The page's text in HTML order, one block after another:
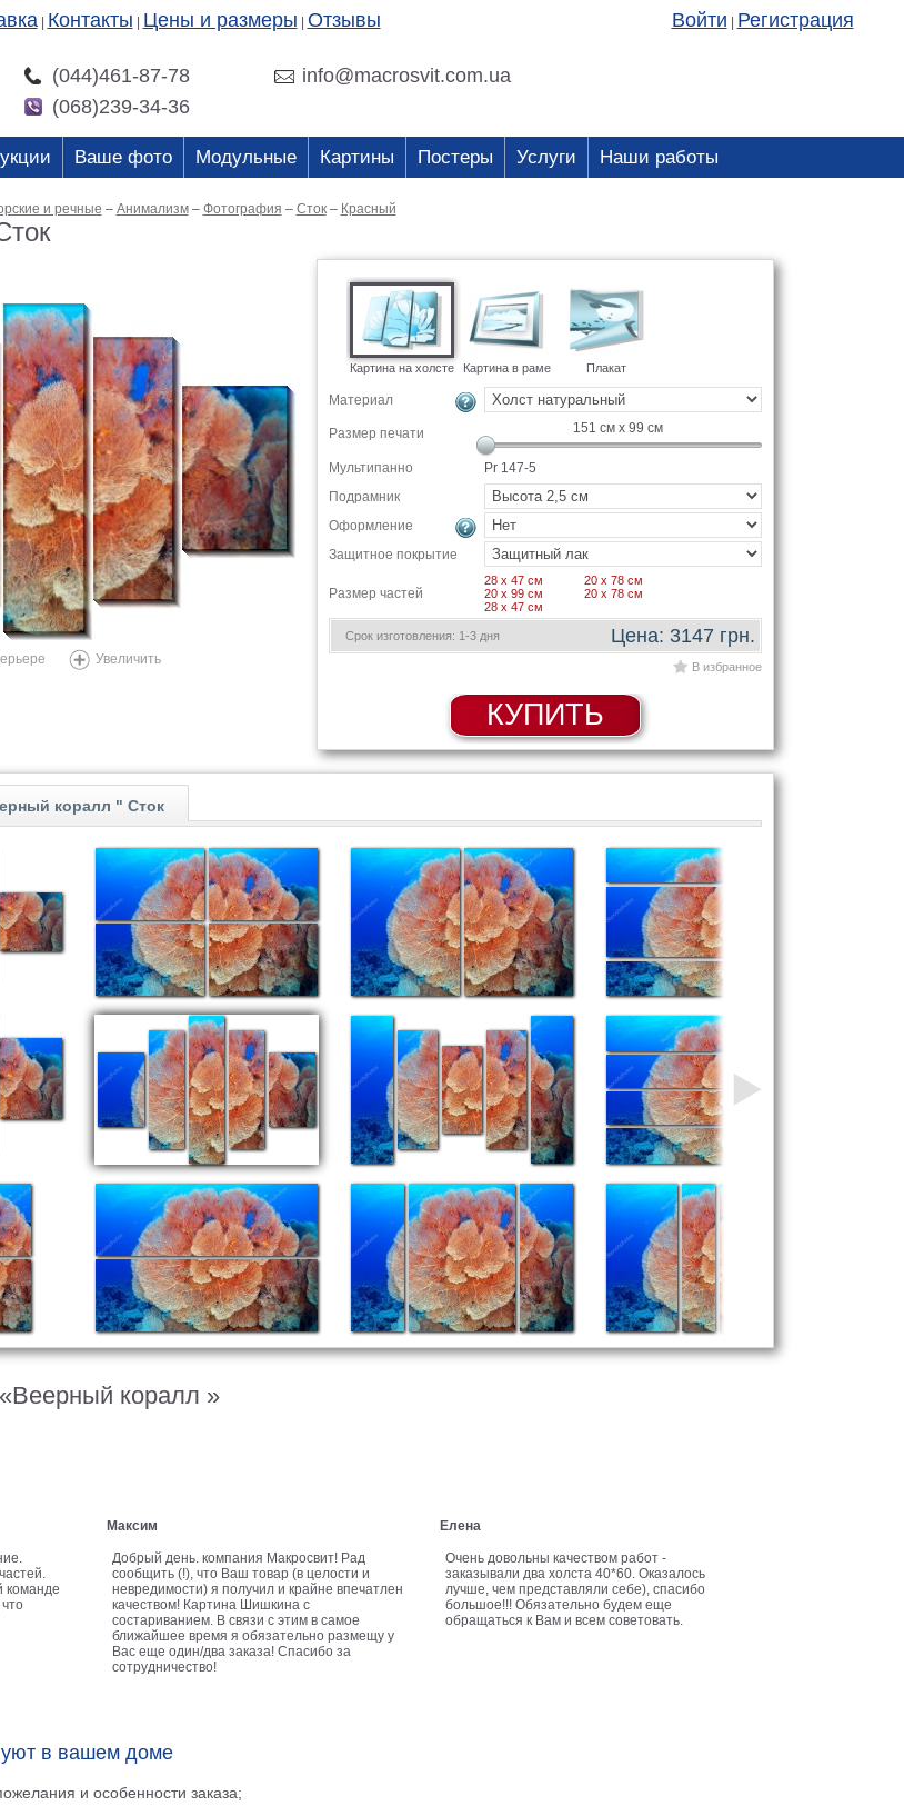
Контакты Цены и размеры Отзывы Войти Регистрация
(044)461-87-78
info@macrosvit.com.ua
(068)239-34-36
Ваше фото Модульные Картины Постеры Услуги Наши работы
и речные – Анимализм – Фотография – Сток – Красный
Увеличить
Картина на холсте Картина в раме Плакат
Материал
Размер печати 151 см x 99 см
Мультипанно
Pr 147-5
Подрамник
Оформление
Защитное покрытие
Размер частей
28 x 47 см
20 x 78 см
20 x 99 см
20 x 78 см
28 x 47 см
Срок изготовления: 1-3 дня Цена: 3147 грн.
В избранное
КУПИТЬ
коралл " Сток
коралл »
команде
Максим
Добрый день. компания Макросвит! Рад
сообщить (!), что Ваш товар (в целости и
невредимости) я получил и крайне впечатлен
качеством! Картина Шишкина с
состариванием. В связи с этим в самое
ближайшее время я обязательно размещу у
Вас еще один/два заказа! Спасибо за
сотрудничество!
Елена
Очень довольны качеством работ -
заказывали два холста 40*60. Оказалось
лучше, чем представляли себе), спасибо
большое!!! Обязательно будем еще
обращаться к Вам и всем советовать.
в вашем доме
и особенности заказа;